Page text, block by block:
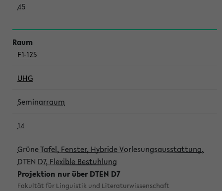
45
F1-125
UHG
Seminarraum
14
Grüne Tafel, Fenster, Hybride Vorlesungsausstattung,
DTEN D7, Flexible Bestuhlung
Projektion nur über DTEN D7
Fakultät für Linguistik und Literaturwissenschaft